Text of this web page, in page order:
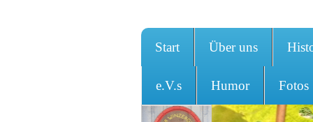
Start Über uns
e.V.s Humor Fotos